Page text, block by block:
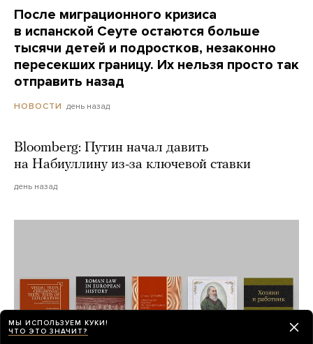
После миграционного кризиса
в испанской Сеуте остаются больше
тысячи детей и подростков, незаконно
пересекших границу. Их нельзя просто так
отправить назад
НОВОСТИ день назад
Bloomberg: Путин начал давить
на Набиуллину из-за ключевой ставки
день назад
МЫ ИСПОЛЬЗУЕМ КУКИ!
ЧТО ЭТО ЗНАЧИТ?